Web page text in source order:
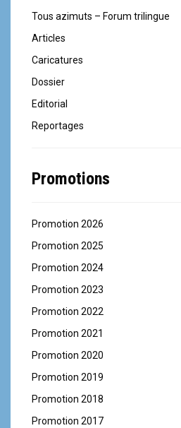
Tous azimuts – Forum trilingue
Articles
Caricatures
Dossier
Editorial
Reportages
Promotions
Promotion 2026
Promotion 2025
Promotion 2024
Promotion 2023
Promotion 2022
Promotion 2021
Promotion 2020
Promotion 2019
Promotion 2018
Promotion 2017